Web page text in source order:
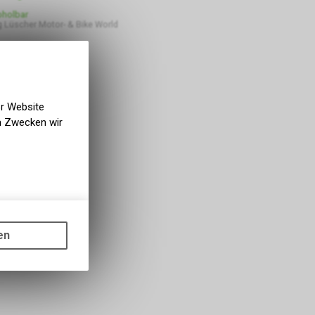
Lüscher Motor- & Bike World
Website
Zwecken wir
wie die
die